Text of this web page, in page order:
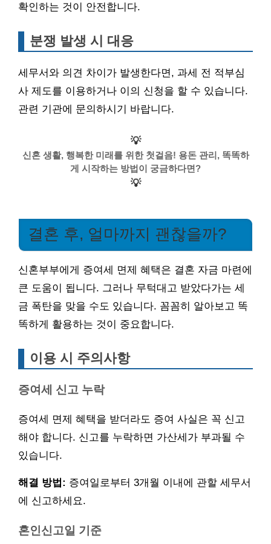
확인하는 것이 안전합니다.
분쟁 발생 시 대응
세무서와 의견 차이가 발생한다면, 과세 전 적부심
사 제도를 이용하거나 이의 신청을 할 수 있습니다.
관련 기관에 문의하시기 바랍니다.
💡
신혼 생활, 행복한 미래를 위한 첫걸음! 용돈 관리, 똑똑하
게 시작하는 방법이 궁금하다면?
💡
결혼 후, 얼마까지 괜찮을까?
신혼부부에게 증여세 면제 혜택은 결혼 자금 마련에
큰 도움이 됩니다. 그러나 무턱대고 받았다가는 세
금 폭탄을 맞을 수도 있습니다. 꼼꼼히 알아보고 똑
똑하게 활용하는 것이 중요합니다.
이용 시 주의사항
증여세 신고 누락
증여세 면제 혜택을 받더라도 증여 사실은 꼭 신고
해야 합니다. 신고를 누락하면 가산세가 부과될 수
있습니다.
해결 방법: 증여일로부터 3개월 이내에 관할 세무서
에 신고하세요.
혼인신고일 기준